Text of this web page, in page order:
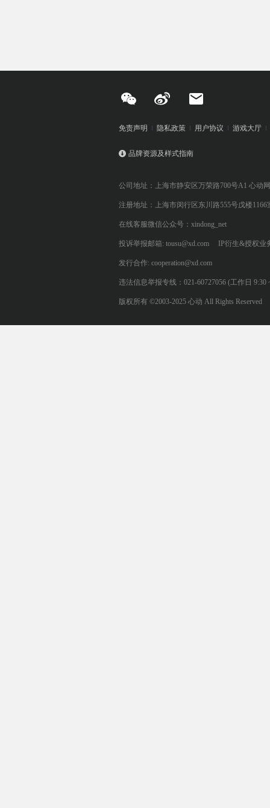
免责声明 隐私政策 用户协议 游戏大厅
品牌资源及样式指南
公司地址：上海市静安区万荣路700号A1 心动
注册地址：上海市闵行区东川路555号戊楼1166
在线客服微信公众号：xindong_net
投诉举报邮箱: tousu@xd.com IP衍生&授权业
发行合作: cooperation@xd.com
违法信息举报专线：021-60727056 (工作日 9:30
版权所有 ©2003-2025 心动 All Rights Reserved